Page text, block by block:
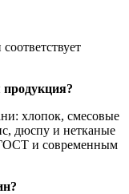
продукция?
хлопок, смесовые
дюспу и нетканые
ГОСТ и современным